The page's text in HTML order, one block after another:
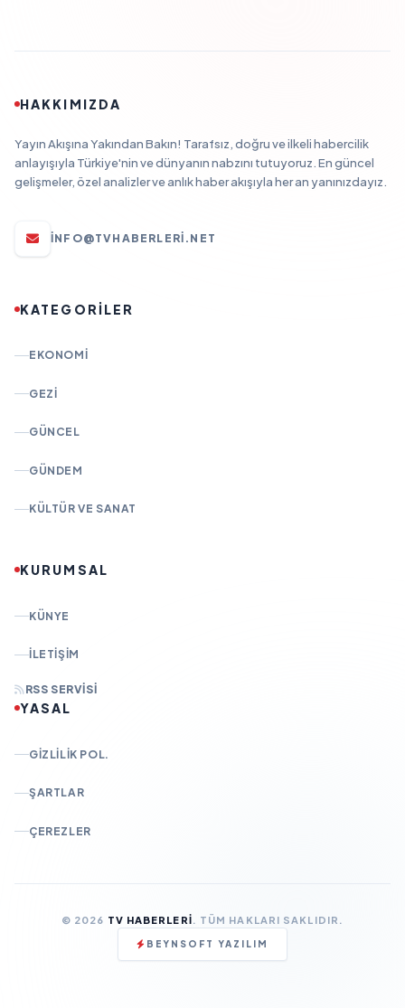
HAKKIMIZDA
Yayın Akışına Yakından Bakın! Tarafsız, doğru ve ilkeli habercilik
anlayışıyla Türkiye'nin ve dünyanın nabzını tutuyoruz. En güncel
gelişmeler, özel analizler ve anlık haber akışıyla her an yanınızdayız.
INFO@TVHABERLERI.NET
KATEGORİLER
EKONOMI
GEZI
GÜNCEL
GÜNDEM
KÜLTÜR VE SANAT
KURUMSAL
KÜNYE
İLETIŞIM
RSS SERVISI
YASAL
GIZLILIK POL.
ŞARTLAR
ÇEREZLER
© 2026 TV HABERLERI. TÜM HAKLARI SAKLIDIR.
BEYNSOFT YAZILIM